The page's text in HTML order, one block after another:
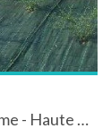
Gîte de la Fonte à Rosay en Seine Maritime - Haute Normandie